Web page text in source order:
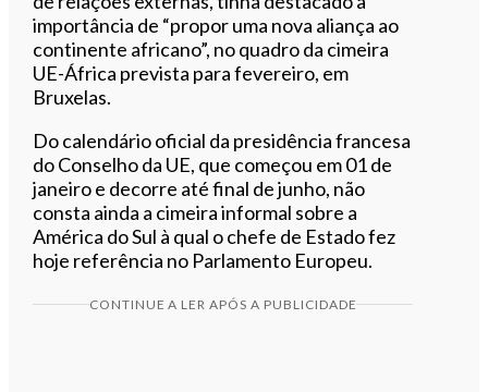
importância de “propor uma nova aliança ao
continente africano”, no quadro da cimeira
UE-África prevista para fevereiro, em
Bruxelas.
Do calendário oficial da presidência francesa
do Conselho da UE, que começou em 01 de
janeiro e decorre até final de junho, não
consta ainda a cimeira informal sobre a
América do Sul à qual o chefe de Estado fez
hoje referência no Parlamento Europeu.
CONTINUE A LER APÓS A PUBLICIDADE